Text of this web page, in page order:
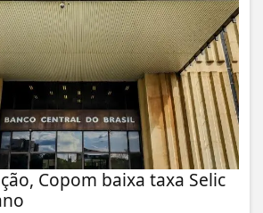
Copom baixa taxa Selic